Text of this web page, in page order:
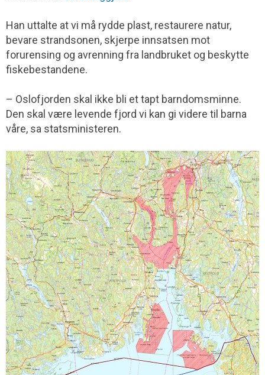
Han uttalte at vi må rydde plast, restaurere natur,
bevare strandsonen, skjerpe innsatsen mot
forurensing og avrenning fra landbruket og beskytte
fiskebestandene.
– Oslofjorden skal ikke bli et tapt barndomsminne.
Den skal være levende fjord vi kan gi videre til barna
våre, sa statsministeren.